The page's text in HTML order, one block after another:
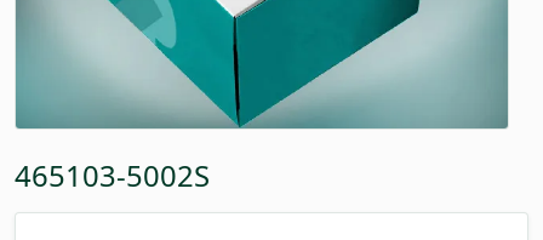
465103-5002S